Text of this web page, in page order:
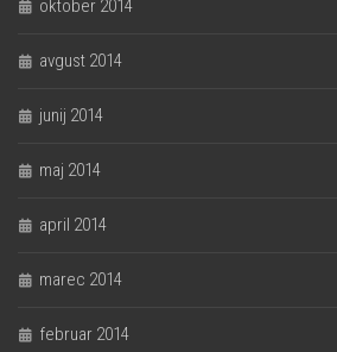
oktober 2014
avgust 2014
junij 2014
maj 2014
april 2014
marec 2014
februar 2014